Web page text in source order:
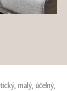
malý, účelný,